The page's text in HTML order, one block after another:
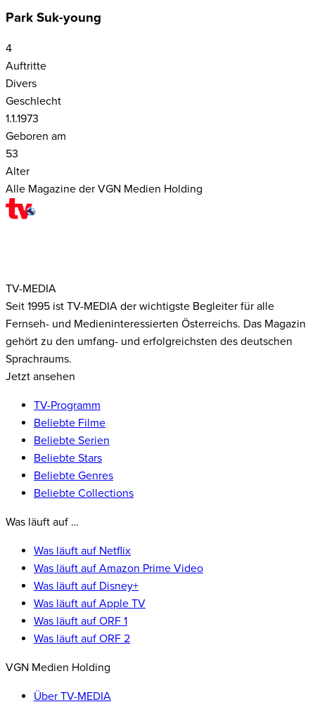
Park Suk-young
4
Auftritte
Divers
Geschlecht
1.1.1973
Geboren am
53
Alter
Alle Magazine der VGN Medien Holding
TV-MEDIA
Seit 1995 ist TV-MEDIA der wichtigste Begleiter für alle
Fernseh- und Medieninteressierten Österreichs. Das Magazin
gehört zu den umfang- und erfolgreichsten des deutschen
Sprachraums.
Jetzt ansehen
TV-Programm
Beliebte Filme
Beliebte Serien
Beliebte Stars
Beliebte Genres
Beliebte Collections
Was läuft auf …
Was läuft auf Netflix
Was läuft auf Amazon Prime Video
Was läuft auf Disney+
Was läuft auf Apple TV
Was läuft auf ORF 1
Was läuft auf ORF 2
VGN Medien Holding
Über TV-MEDIA